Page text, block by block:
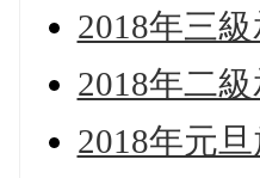
2018年三
2018年二
2018年元